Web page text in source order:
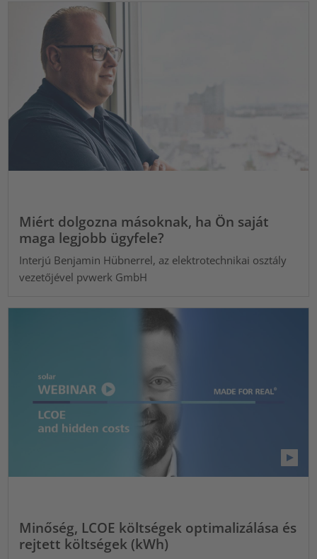
Miért dolgozna másoknak, ha Ön saját
maga legjobb ügyfele?
Interjú Benjamin Hübnerrel, az elektrotechnikai osztály
vezetőjével pvwerk GmbH
Minőség, LCOE költségek optimalizálása és
rejtett költségek (kWh)